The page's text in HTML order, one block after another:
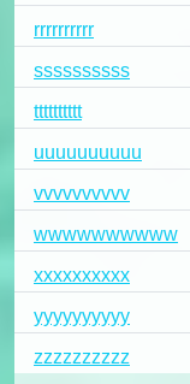
rrrrrrrrrr
ssssssssss
tttttttttt
uuuuuuuuuu
vvvvvvvvvv
wwwwwwwwww
xxxxxxxxxx
yyyyyyyyyy
zzzzzzzzzz